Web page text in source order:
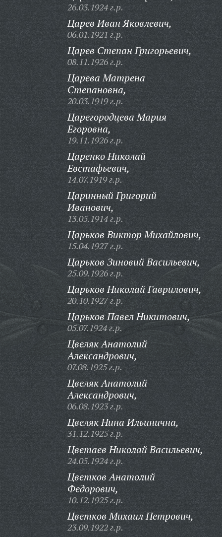
26.03.1924 г.р.
Царев Иван Яковлевич,
06.01.1921 г.р.
Царев Степан Григорьевич,
08.11.1926 г.р.
Царева Матрена
Степановна,
20.03.1919 г.р.
Царегородцева Мария
Егоровна,
19.11.1926 г.р.
Царенко Николай
Евстафьевич,
14.07.1919 г.р.
Царинный Григорий
Иванович,
13.05.1914 г.р.
Царьков Виктор Михайлович,
15.04.1927 г.р.
Царьков Зиновий Васильевич,
25.09.1926 г.р.
Царьков Николай Гаврилович,
20.10.1927 г.р.
Царьков Павел Никитович,
05.07.1924 г.р.
Цвеляк Анатолий
Александрович,
07.08.1925 г.р.
Цвеляк Анатолий
Александрович,
06.08.1923 г.р.
Цвеляк Нина Ильинична,
31.12.1925 г.р.
Цветаев Николай Васильевич,
24.05.1924 г.р.
Цветков Анатолий
Федорович,
10.12.1925 г.р.
Цветков Михаил Петрович,
23.09.1922 г.р.